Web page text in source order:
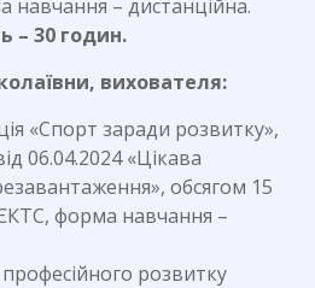
– дистанційна.
– 30 годин.
вихователя:
«Спорт заради розвитку»,
06.04.2024 «Цікава
обсягом 15
форма навчання –
розвитку